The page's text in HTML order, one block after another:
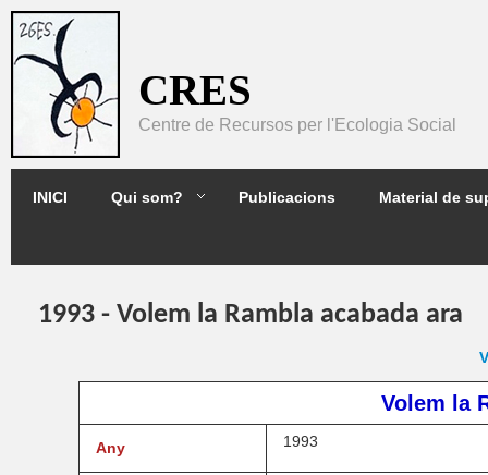
Pasar al contenido principal
CRES
Centre de Recursos per l'Ecologia Social
INICI Qui som? Publicacions Material de
1993 - Volem la Rambla acabada ara
Volem la
Any 1993